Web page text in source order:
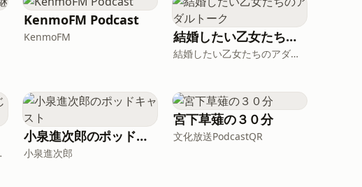
KenmoFM Podcast
KenmoFM 結婚したい乙女たちのアダルトーク
結婚したい乙女たちのアダルトーク
小泉進次郎のポッドキャスト
小泉進次郎
宮下草薙の３０分
文化放送PodcastQR